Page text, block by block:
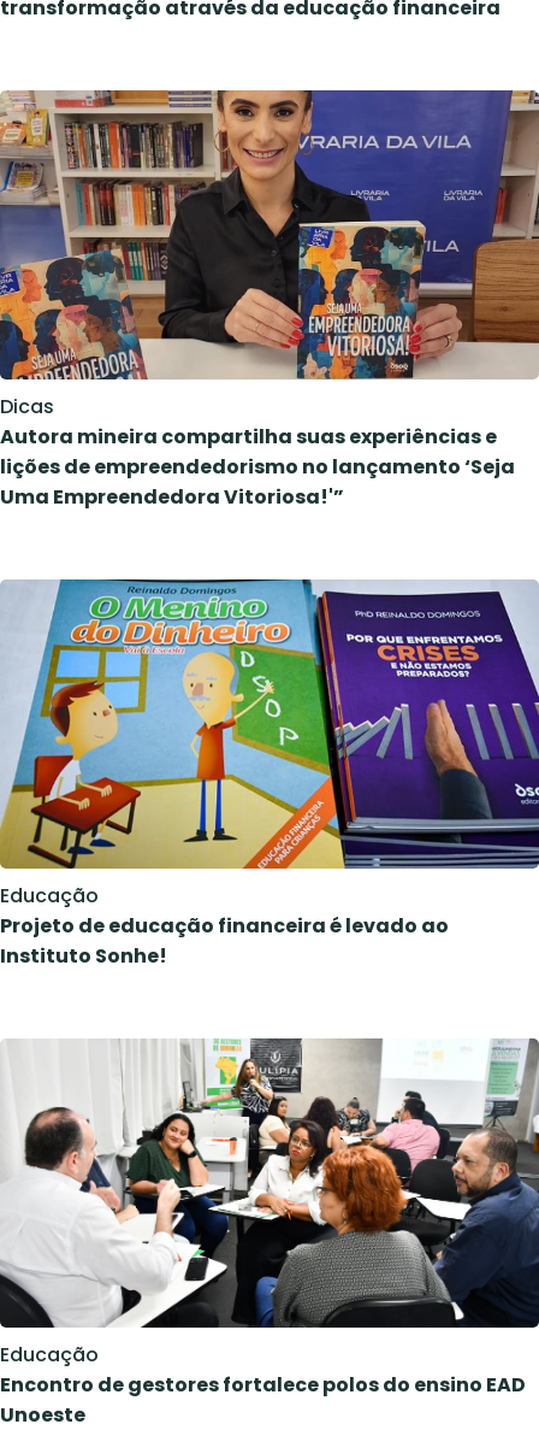
transformação através da educação financeira
Dicas
Autora mineira compartilha suas experiências e
lições de empreendedorismo no lançamento ‘Seja
Uma Empreendedora Vitoriosa!'”
Educação
Projeto de educação financeira é levado ao
Instituto Sonhe!
Educação
Encontro de gestores fortalece polos do ensino EAD
Unoeste